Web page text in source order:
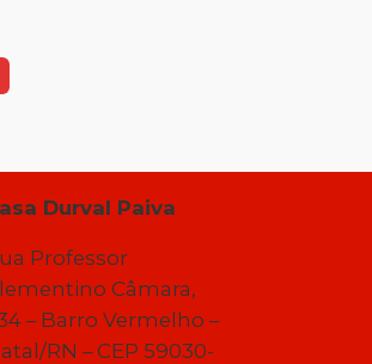
Durval Paiva
Professor
Câmara,
– Barro Vermelho –
RN – CEP 59030-